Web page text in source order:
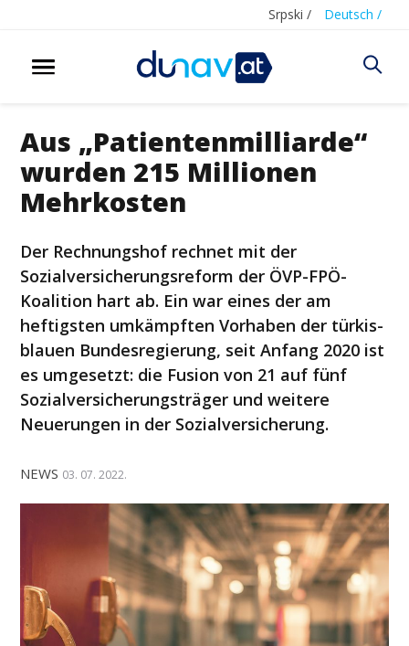
Srpski / Deutsch /
Aus „Patientenmilliarde“
wurden 215 Millionen
Mehrkosten
Der Rechnungshof rechnet mit der
Sozialversicherungsreform der ÖVP-FPÖ-
Koalition hart ab. Ein war eines der am
heftigsten umkämpften Vorhaben der türkis-
blauen Bundesregierung, seit Anfang 2020 ist
es umgesetzt: die Fusion von 21 auf fünf
Sozialversicherungsträger und weitere
Neuerungen in der Sozialversicherung.
NEWS 03. 07. 2022.